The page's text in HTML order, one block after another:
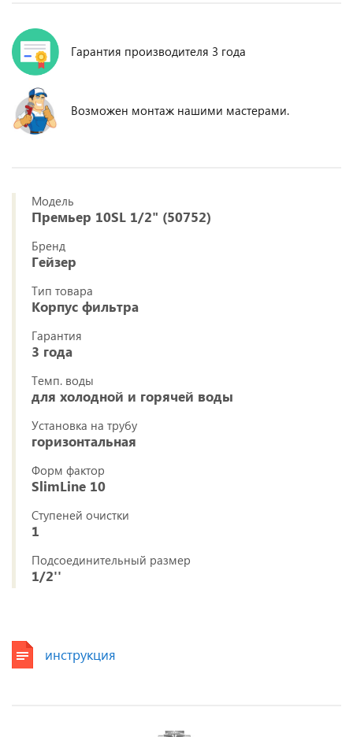
Гарантия производителя 3 года
Возможен монтаж нашими мастерами.
Модель
Премьер 10SL 1/2" (50752)
Бренд
Гейзер
Тип товара
Корпус фильтра
Гарантия
3 года
Темп. воды
для холодной и горячей воды
Установка на трубу
горизонтальная
Форм фактор
SlimLine 10
Ступеней очистки
1
Подсоединительный размер
1/2''
инструкция